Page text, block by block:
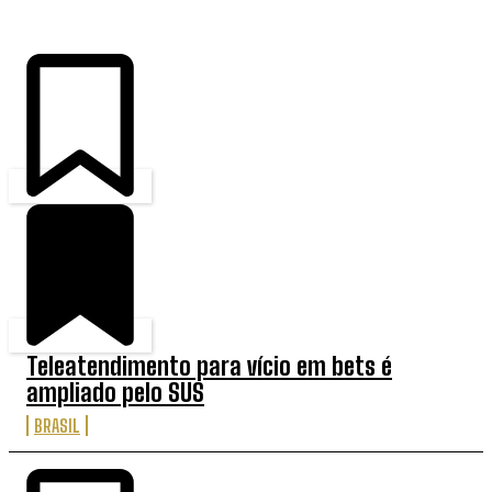
Teleatendimento para vício em bets é
ampliado pelo SUS
BRASIL